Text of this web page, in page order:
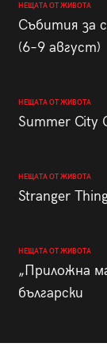
НЕЩАТА ОТ ЖИВОТА
Събития за
(6–9 август)
НЕЩАТА ОТ ЖИВОТА
Summer City
НЕЩАТА ОТ ЖИВОТА
Stranger
НЕЩАТА ОТ ЖИВОТА
„Приложна
български